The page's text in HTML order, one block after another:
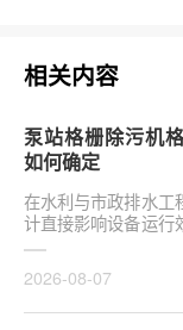
相关内容
泵站格栅除污机
如何确定
在水利与市政排水工
计直接影响设备运行
除污机格栅井深度和
2026-08-07